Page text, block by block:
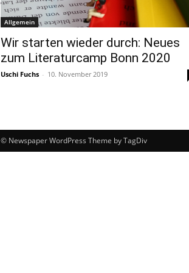
Allgemein
Wir starten wieder durch: Neues
zum Literaturcamp Bonn 2020
Uschi Fuchs - 10. November 2019
© Newspaper WordPress Theme by TagDiv